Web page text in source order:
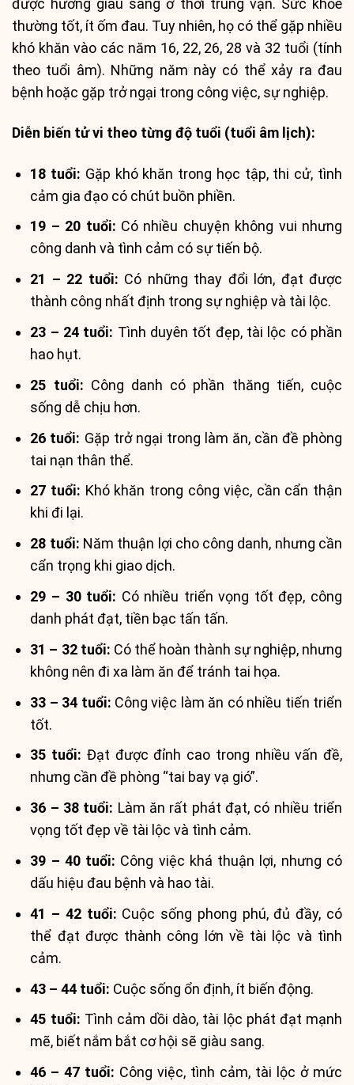
được hưởng giàu sang ở thời trung vận. Sức khỏe
thường tốt, ít ốm đau. Tuy nhiên, họ có thể gặp nhiều
khó khăn vào các năm 16, 22, 26, 28 và 32 tuổi (tính
theo tuổi âm). Những năm này có thể xảy ra đau
bệnh hoặc gặp trở ngại trong công việc, sự nghiệp.
Diễn biến tử vi theo từng độ tuổi (tuổi âm lịch):
18 tuổi: Gặp khó khăn trong học tập, thi cử, tình
cảm gia đạo có chút buồn phiền.
19 – 20 tuổi: Có nhiều chuyện không vui nhưng
công danh và tình cảm có sự tiến bộ.
21 – 22 tuổi: Có những thay đổi lớn, đạt được
thành công nhất định trong sự nghiệp và tài lộc.
23 – 24 tuổi: Tình duyên tốt đẹp, tài lộc có phần
hao hụt.
25 tuổi: Công danh có phần thăng tiến, cuộc
sống dễ chịu hơn.
26 tuổi: Gặp trở ngại trong làm ăn, cần đề phòng
tai nạn thân thể.
27 tuổi: Khó khăn trong công việc, cần cẩn thận
khi đi lại.
28 tuổi: Năm thuận lợi cho công danh, nhưng cần
cẩn trọng khi giao dịch.
29 – 30 tuổi: Có nhiều triển vọng tốt đẹp, công
danh phát đạt, tiền bạc tấn tấn.
31 – 32 tuổi: Có thể hoàn thành sự nghiệp, nhưng
không nên đi xa làm ăn để tránh tai họa.
33 – 34 tuổi: Công việc làm ăn có nhiều tiến triển
tốt.
35 tuổi: Đạt được đỉnh cao trong nhiều vấn đề,
nhưng cần đề phòng “tai bay vạ gió”.
36 – 38 tuổi: Làm ăn rất phát đạt, có nhiều triển
vọng tốt đẹp về tài lộc và tình cảm.
39 – 40 tuổi: Công việc khá thuận lợi, nhưng có
dấu hiệu đau bệnh và hao tài.
41 – 42 tuổi: Cuộc sống phong phú, đủ đầy, có
thể đạt được thành công lớn về tài lộc và tình
cảm.
43 – 44 tuổi: Cuộc sống ổn định, ít biến động.
45 tuổi: Tình cảm dồi dào, tài lộc phát đạt mạnh
mẽ, biết nắm bắt cơ hội sẽ giàu sang.
46 – 47 tuổi: Công việc, tình cảm, tài lộc ở mức